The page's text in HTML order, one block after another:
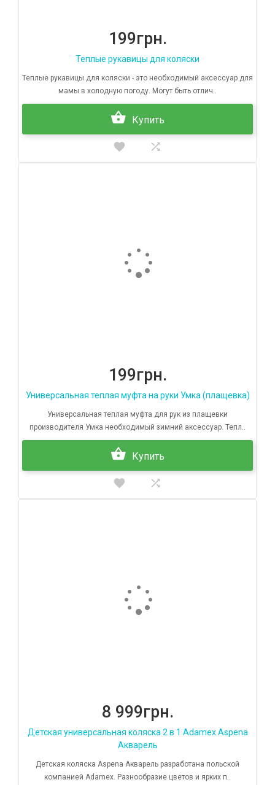
199грн.
Теплые рукавицы для коляски
Теплые рукавицы для коляски - это необходимый аксессуар для
мамы в холодную погоду. Могут быть отлич..
Купить
199грн.
Универсальная теплая муфта на руки Умка (плащевка)
Универсальная теплая муфта для рук из плащевки
производителя Умка необходимый зимний аксессуар. Тепл..
Купить
8 999грн.
Детская универсальная коляска 2 в 1 Adamex Aspena
Акварель
Детская коляска Aspena Акварель разработана польской
компанией Adamex. Разнообразие цветов и ярких п..